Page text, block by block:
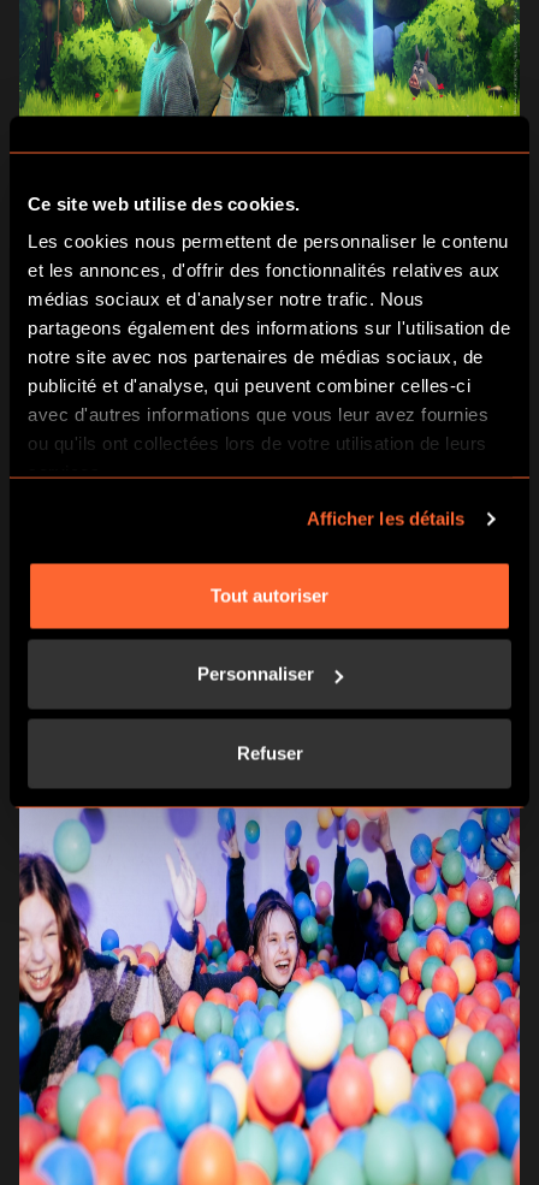
Ce site web utilise des cookies.
Les cookies nous permettent de personnaliser le contenu
et les annonces, d'offrir des fonctionnalités relatives aux
médias sociaux et d'analyser notre trafic. Nous
partageons également des informations sur l'utilisation de
notre site avec nos partenaires de médias sociaux, de
publicité et d'analyse, qui peuvent combiner celles-ci
avec d'autres informations que vous leur avez fournies
ou qu'ils ont collectées lors de votre utilisation de leurs
services.
Afficher les détails
Tout autoriser
Personnaliser
Refuser
RÉSERVEZ ICI
4. 💥 UN FORT BOYARD EN FAMILLE EN
CE JOUR FÉRIÉ?
Dans cette aventure unique, vous devrez relever pas moins
de 10 défis insolites sur plus de 200m2 dans des univers
immersifs.
Gagnez les épreuves et mesurez-vous aux autres équipes
accompagnés par un adulte) et en
gratuite pour l’adulte accompagnant *un accompagnant
par équipe est obligatoire.